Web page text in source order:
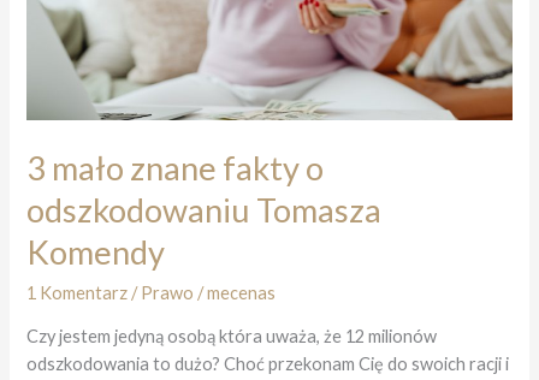
3 mało znane fakty o
odszkodowaniu Tomasza
Komendy
1 Komentarz /Prawo /mecenas
Czy jestem jedyną osobą która uważa, że 12 milionów
odszkodowania to dużo? Choć przekonam Cię do swoich racji i